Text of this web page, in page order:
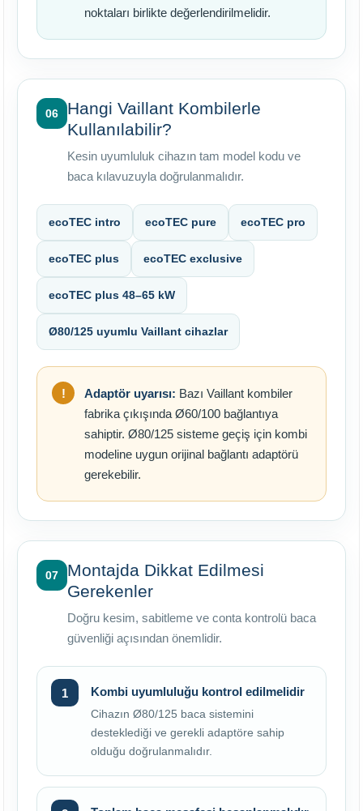
noktaları birlikte değerlendirilmelidir.
06
Hangi Vaillant Kombilerle
Kullanılabilir?
Kesin uyumluluk cihazın tam model kodu ve
baca kılavuzuyla doğrulanmalıdır.
ecoTEC intro ecoTEC pure ecoTEC pro
ecoTEC plus ecoTEC exclusive
ecoTEC plus 48–65 kW
Ø80/125 uyumlu Vaillant cihazlar
Adaptör uyarısı: Bazı Vaillant kombiler
fabrika çıkışında Ø60/100 bağlantıya
sahiptir. Ø80/125 sisteme geçiş için kombi
modeline uygun orijinal bağlantı adaptörü
gerekebilir.
07
Montajda Dikkat Edilmesi
Gerekenler
Doğru kesim, sabitleme ve conta kontrolü baca
güvenliği açısından önemlidir.
Kombi uyumluluğu kontrol edilmelidir
Cihazın Ø80/125 baca sistemini
desteklediği ve gerekli adaptöre sahip
olduğu doğrulanmalıdır.